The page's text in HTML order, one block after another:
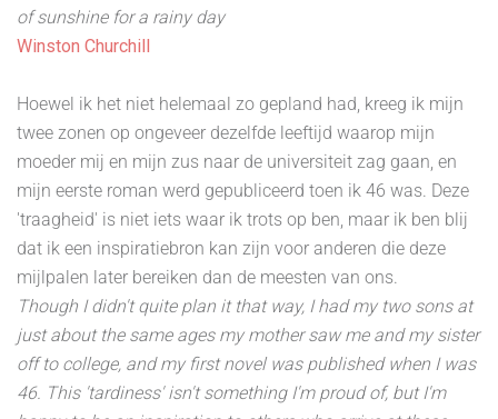
of sunshine for a rainy day
Winston Churchill
Hoewel ik het niet helemaal zo gepland had, kreeg ik mijn
twee zonen op ongeveer dezelfde leeftijd waarop mijn
moeder mij en mijn zus naar de universiteit zag gaan, en
mijn eerste roman werd gepubliceerd toen ik 46 was. Deze
'traagheid' is niet iets waar ik trots op ben, maar ik ben blij
dat ik een inspiratiebron kan zijn voor anderen die deze
mijlpalen later bereiken dan de meesten van ons.
Though I didn't quite plan it that way, I had my two sons at
just about the same ages my mother saw me and my sister
off to college, and my first novel was published when I was
46. This 'tardiness' isn't something I'm proud of, but I'm